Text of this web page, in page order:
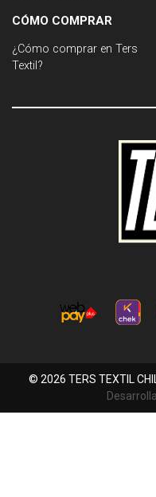
CÓMO COMPRAR
¿Cómo comprar en Ters
Textil?
© 2026 TERS TEXTIL